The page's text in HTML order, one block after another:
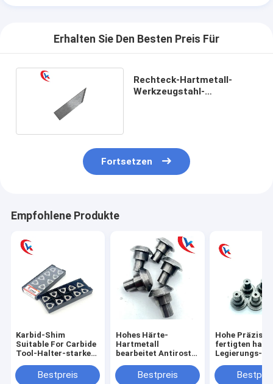
Erhalten Sie Den Besten Preis Für
Rechteck-Hartmetall-
Werkzeugstahl-
Fortsetzen
Empfohlene Produkte
Karbid-Shim
Suitable For Carbide
Tool-Halter-starkes
Hartmetall-
Werkzeug MW 0804
Bestpreis
Hohes Härte-
Hartmetall
bearbeitet Antirost-
Bestpreis
Hohe
fertigten
Legierungs-
Werkzeuge
besonders an